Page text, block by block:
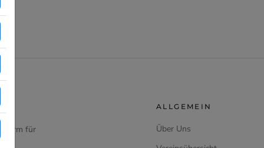
für
ALLGEMEIN
Über Uns